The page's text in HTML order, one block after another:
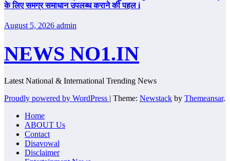
के लिए समग्र समाधान उपलब्ध कराने की पहल i
August 5, 2026 admin
NEWS NO1.IN
Latest National & International Trending News
Proudly powered by WordPress | Theme: Newstack by Themeansar.
Home
ABOUT Us
Contact
Disavowal
Disclaimer